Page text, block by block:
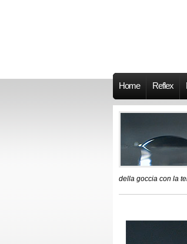
Home Reflex
della goccia con la